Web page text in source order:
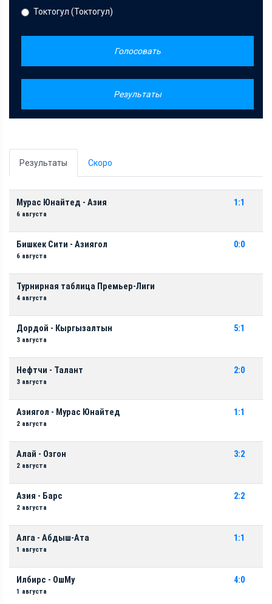
Токтогул (Токтогул)
Голосовать
Результаты
Результаты Скоро
Мурас Юнайтед - Азия
6 августа
1:1
Бишкек Сити - Азиягол
6 августа
0:0
Турнирная таблица Премьер-Лиги
4 августа
Дордой - Кыргызалтын
3 августа
5:1
Нефтчи - Талант
3 августа
2:0
Азиягол - Мурас Юнайтед
2 августа
1:1
Алай - Озгон
2 августа
3:2
Азия - Барс
2 августа
2:2
Алга - Абдыш-Ата
1 августа
1:1
Илбирс - ОшМу
1 августа
4:0